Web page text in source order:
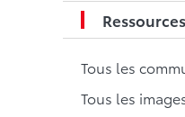
Tous les
Tous les